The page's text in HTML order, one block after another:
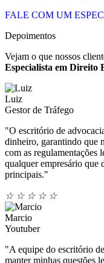
FALE COM UM
Depoimentos
Vejam o que nossos
Especialista em Direito
Luiz
Gestor de Tráfego
"O escritório de
dinheiro, garantindo que
com as regulamentações
qualquer empresário que
principais."
☆ ☆ ☆ ☆ ☆
Marcio
Youtuber
"A equipe do escritório
manter minhas questões